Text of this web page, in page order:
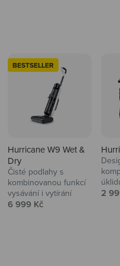
BESTSELLER
Hurricane W9 Wet &
Dry
Čisté podlahy s
kombinovanou funkcí
vysávání i vytírání
Prodejní cena
6 999 Kč
2